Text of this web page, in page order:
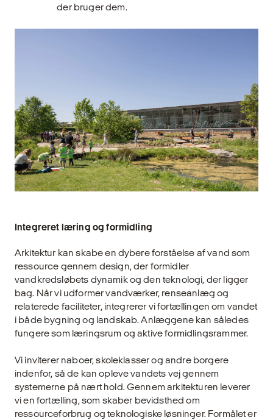
der bruger dem.
Integreret læring og formidling
Arkitektur kan skabe en dybere forståelse af vand som
ressource gennem design, der formidler
vandkredsløbets dynamik og den teknologi, der ligger
bag. Når vi udformer vandværker, renseanlæg og
relaterede faciliteter, integrerer vi fortællingen om vandet
i både bygning og landskab. Anlæggene kan således
fungere som læringsrum og aktive formidlingsrammer.
Vi inviterer naboer, skoleklasser og andre borgere
indenfor, så de kan opleve vandets vej gennem
systemerne på nært hold. Gennem arkitekturen leverer
vi en fortælling, som skaber bevidsthed om
ressourceforbrug og teknologiske løsninger. Formålet er